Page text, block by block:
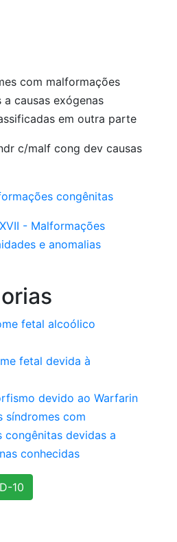
com malformações
causas exógenas
em outra parte
c/malf cong dev causas
congênitas
- Malformações
e anomalias
fetal alcoólico
fetal devida à
devido ao Warfarin
síndromes com
congênitas devidas a
conhecidas
10